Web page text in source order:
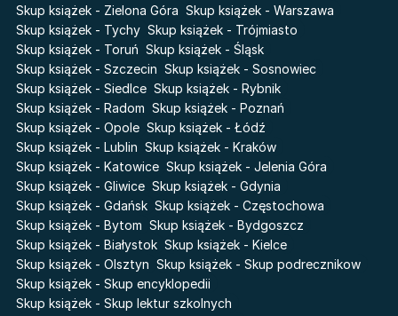
Basia. Wielka księga.
Poznawaj świat z Basią
The Hazel Wood
Zmierzch
Faye
Katie Maguire
Liceum Freuda
Sherlock Holmes Society
Cień od wschodu
Przebudzenie powietrza
Pieśń Lwicy
Akademia wampirów
Karneval
Baśń o złamanym sercu
Prosta zabawa
Skup książek - Zielona Góra Skup książek - Warszawa
Skup książek - Tychy Skup książek - Trójmiasto
Skup książek - Toruń Skup książek - Śląsk
Skup książek - Szczecin Skup książek - Sosnowiec
Skup książek - Siedlce Skup książek - Rybnik
Skup książek - Radom Skup książek - Poznań
Skup książek - Opole Skup książek - Łódź
Skup książek - Lublin Skup książek - Kraków
Skup książek - Katowice Skup książek - Jelenia Góra
Skup książek - Gliwice Skup książek - Gdynia
Skup książek - Gdańsk Skup książek - Częstochowa
Skup książek - Bytom Skup książek - Bydgoszcz
Skup książek - Białystok Skup książek - Kielce
Skup książek - Olsztyn Skup książek - Skup podrecznikow
Skup książek - Skup encyklopedii
Skup książek - Skup lektur szkolnych